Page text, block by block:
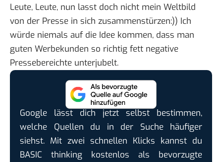
Leute, Leute, nun lasst doch nicht mein Weltbild
von der Presse in sich zusammenstürzen:)) Ich
würde niemals auf die Idee kommen, dass man
guten Werbekunden so richtig fett negative
Pressebereichte unterjubelt.
Google lässt dich jetzt selbst bestimmen,
welche Quellen du in der Suche häufiger
siehst. Mit zwei schnellen Klicks kannst du
BASIC thinking kostenlos als bevorzugte